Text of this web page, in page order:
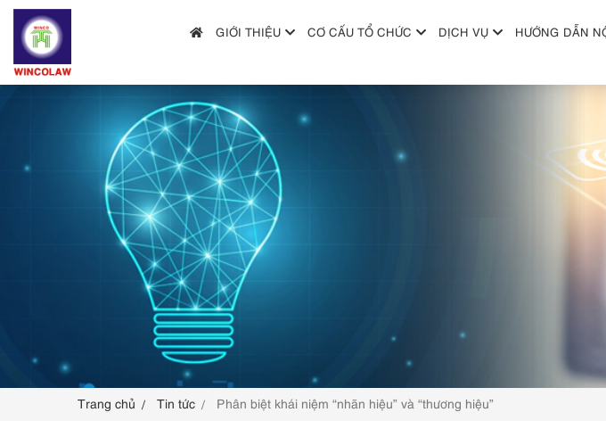
CƠ CẤU TỔ CHỨC
HƯỚNG DẪN NỘP ĐƠN
TRA CỨU SỞ HỮU TRÍ TUỆ
TIN TỨC & VĂN BẢN PHÁP LUẬT
HỎI ĐÁP
GIỚI THIỆU CƠ CẤU TỔ CHỨC DỊCH VỤ HƯỚNG DẪN
Trang chủ Tin tức Phân biệt khái niệm “nhãn hiệu” và “thương hiệu”